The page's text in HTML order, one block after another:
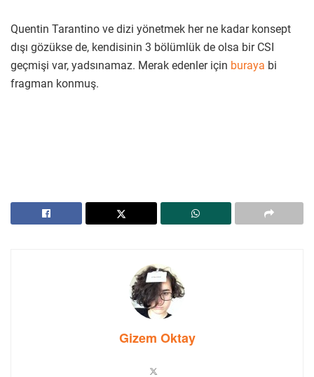
Quentin Tarantino ve dizi yönetmek her ne kadar konsept
dışı gözükse de, kendisinin 3 bölümlük de olsa bir CSI
geçmişi var, yadsınamaz. Merak edenler için buraya bi
fragman konmuş.
Gizem Oktay